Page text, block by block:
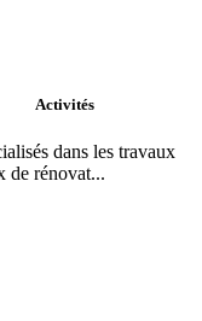
Activités
dans les travaux
de rénovat...